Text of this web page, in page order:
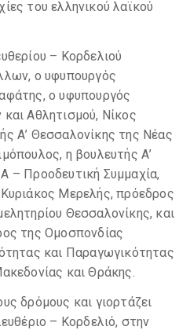
του ελληνικού λαϊκού
– Κορδελιού
ο υφυπουργός
ο υφυπουργός
Αθλητισμού, Νίκος
Α’ Θεσσαλονίκης της Νέας
η βουλευτής Α’
– Προοδευτική Συμμαχία,
Μερελής, πρόεδρος
Θεσσαλονίκης, και
της Ομοσπονδίας
και Παραγωγικότητας
και Θράκης.
δρόμους και γιορτάζει
– Κορδελιό, στην